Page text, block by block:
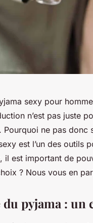
sexy pour
n’est pas juste
ne pas donc
est l’un des outils
il est important de
? Nous vous en
du pyjama :